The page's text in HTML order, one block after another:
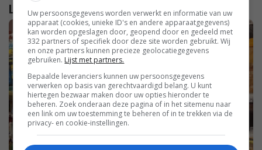
Lees verder...
Uw persoonsgegevens worden verwerkt en informatie van uw
apparaat (cookies, unieke ID's en andere apparaatgegevens)
kan worden opgeslagen door, geopend door en gedeeld met
332 partners of specifiek door deze site worden gebruikt. Wij
en onze partners kunnen precieze geolocatiegegevens
gebruiken. Lijst met partners.
Bepaalde leveranciers kunnen uw persoonsgegevens
verwerken op basis van gerechtvaardigd belang. U kunt
hiertegen bezwaar maken door uw opties hieronder te
beheren. Zoek onderaan deze pagina of in het sitemenu naar
een link om uw toestemming te beheren of in te trekken via de
privacy- en cookie-instellingen.